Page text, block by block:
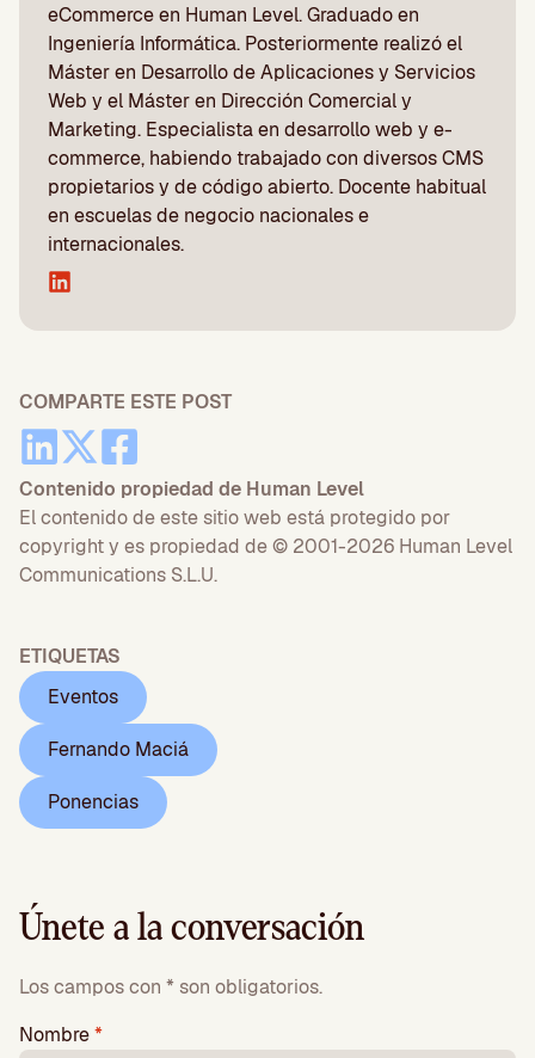
eCommerce en Human Level. Graduado en
Ingeniería Informática. Posteriormente realizó el
Máster en Desarrollo de Aplicaciones y Servicios
Web y el Máster en Dirección Comercial y
Marketing. Especialista en desarrollo web y e-
commerce, habiendo trabajado con diversos CMS
propietarios y de código abierto. Docente habitual
en escuelas de negocio nacionales e
internacionales.
COMPARTE ESTE POST
Contenido propiedad de Human Level
El contenido de este sitio web está protegido por
copyright y es propiedad de © 2001-2026 Human Level
Communications S.L.U.
ETIQUETAS
Eventos
Fernando Maciá
Ponencias
Únete a la conversación
Los campos con * son obligatorios.
Nombre*